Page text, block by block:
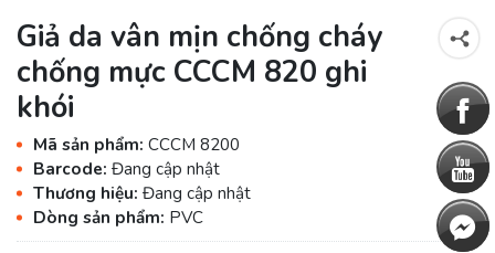
Giả da vân mịn chống cháy
chống mực CCCM 820 ghi
khói
Mã sản phẩm: CCCM 8200
Barcode: Đang cập nhật
Thương hiệu: Đang cập nhật
Dòng sản phẩm: PVC